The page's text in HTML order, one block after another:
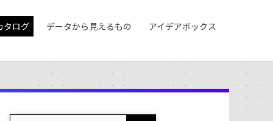
タログ データから見えるもの アイデアボックス